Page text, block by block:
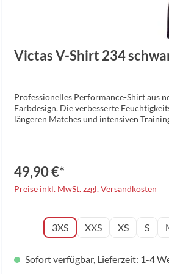
Victas V-Shirt 234
Professionelles Performance-Shirt aus
Farbdesign. Die verbesserte
längeren Matches und intensiven
49,90 €*
Preise inkl. MwSt. zzgl. Versandkosten
Konfektionsgröße
3XS XXS XS S
Sofort verfügbar, Lieferzeit: 1-4